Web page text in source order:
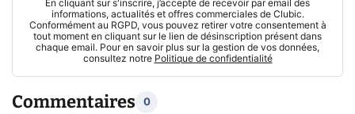
En cliquant sur s'inscrire, j’accepte de recevoir par email des
informations, actualités et offres commerciales de Clubic.
Conformément au RGPD, vous pouvez retirer votre consentement à
tout moment en cliquant sur le lien de désinscription présent dans
chaque email. Pour en savoir plus sur la gestion de vos données,
consultez notre Politique de confidentialité
Commentaires 0